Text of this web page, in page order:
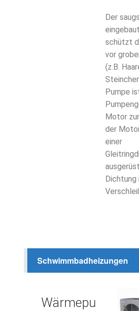
Der
schützt
vor
(z.B.
Pumpe
Motor
der
einer
Dichtung
Schwimmbadheizungen
Wärmepu